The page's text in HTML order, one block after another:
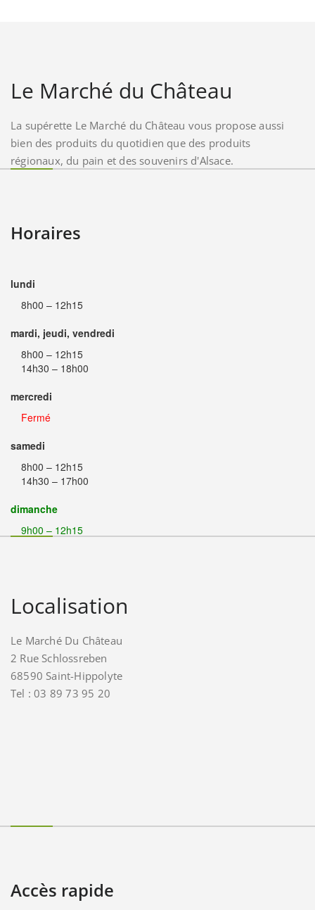
Le Marché du Château
La supérette Le Marché du Château vous propose aussi
bien des produits du quotidien que des produits
régionaux, du pain et des souvenirs d'Alsace.
Horaires
lundi
8h00 – 12h15
mardi, jeudi, vendredi
8h00 – 12h15
14h30 – 18h00
mercredi
Fermé
samedi
8h00 – 12h15
14h30 – 17h00
dimanche
9h00 – 12h15
Localisation
Le Marché Du Château
2 Rue Schlossreben
68590 Saint-Hippolyte
Tel : 03 89 73 95 20
Accès rapide